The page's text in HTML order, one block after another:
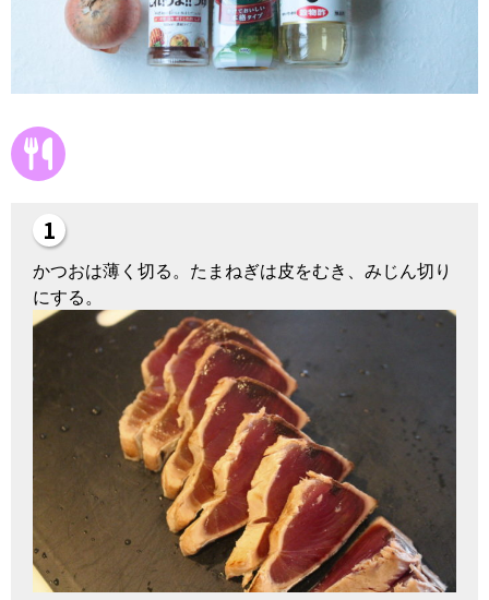
かつおは薄く切る。たまねぎは皮をむき、みじん切り
にする。